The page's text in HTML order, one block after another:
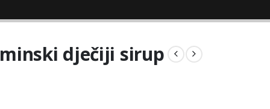
dječiji sirup